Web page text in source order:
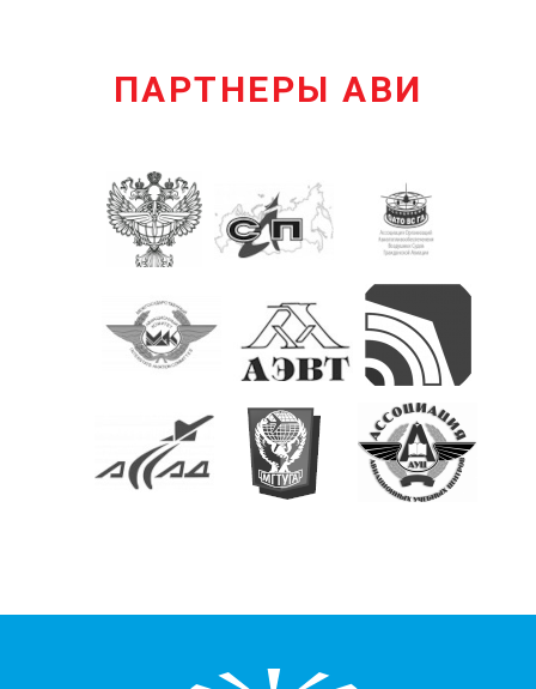
ПАРТНЕРЫ АВИ